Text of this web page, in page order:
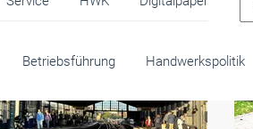
Betriebsführung Handwerkspolitik